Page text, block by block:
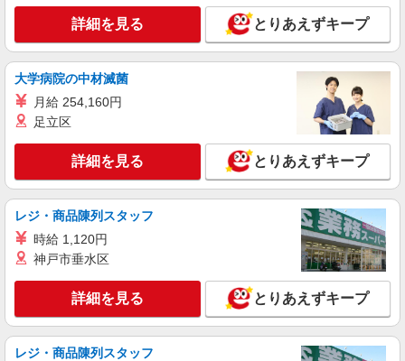
調理師【アルバイト・パート】
時給1,700円以上 試用期間中 時給1,700円以上
(試用期間2ヶ月) 残業が発生した場合、残業代を1
分単位で別途支給します。
関東中央病院 （東京都世田谷区上用賀6丁目
詳細を見る
パート
コンパスグループ・ジャパン株式会社 39417_p
調理師【アルバイト・パート】
グランダ桜新町 （東京都世田谷区桜新町2-
12-4）
キープ 詳細を見る
詳細を見る とりあえずキープ
大学病院の中材滅菌
月給 254,160円
足立区
詳細を見る とりあえずキープ
レジ・商品陳列スタッフ
時給 1,120円
神戸市垂水区
詳細を見る とりあえずキープ
レジ・商品陳列スタッフ